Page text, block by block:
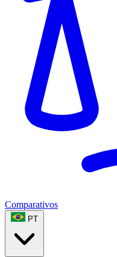
Comparativos
PT